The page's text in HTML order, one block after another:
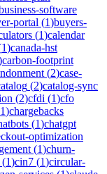
software
portal (1)buyers-
(1)calendar
1)canada-hst
carbon-footprint
(2)case-
(2)catalog-sync
(2)cfdi (1)cfo
1)chargebacks
(1)chatgpt
optimization
(1)churn-
(1)cin7 (1)circular-